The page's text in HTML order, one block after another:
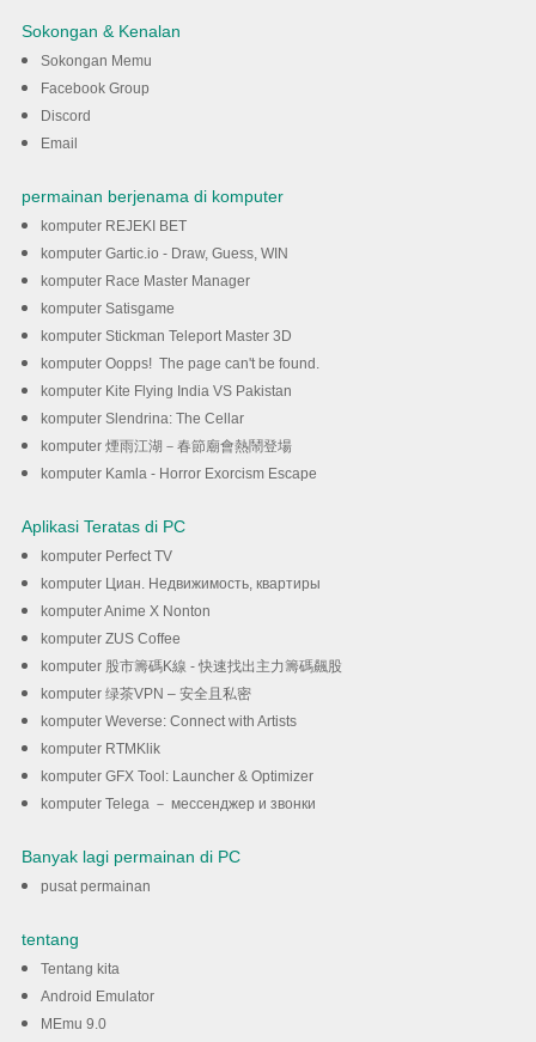
mengalami A Better
Routeplanner (ABRP) pada
Sokongan & Kenalan
Sokongan Memu
Facebook Group
Discord
Email
permainan berjenama di komputer
komputer REJEKI BET
komputer Gartic.io - Draw, Guess, WIN
komputer Race Master Manager
komputer Satisgame
komputer Stickman Teleport Master 3D
komputer Oopps! The page can't be found.
komputer Kite Flying India VS Pakistan
komputer Slendrina: The Cellar
komputer 煙雨江湖－春節廟會熱鬧登場
komputer Kamla - Horror Exorcism Escape
Aplikasi Teratas di PC
komputer Perfect TV
komputer Циан. Недвижимость, квартиры
komputer Anime X Nonton
komputer ZUS Coffee
komputer 股市籌碼K線 - 快速找出主力籌碼飆股
komputer 绿茶VPN – 安全且私密
komputer Weverse: Connect with Artists
komputer RTMKlik
komputer GFX Tool: Launcher & Optimizer
komputer Telega － мессенджер и звонки
Banyak lagi permainan di PC
pusat permainan
tentang
Tentang kita
Android Emulator
MEmu 9.0